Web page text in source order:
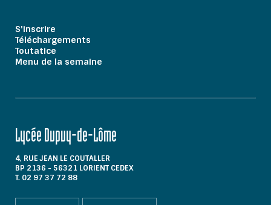
S'inscrire
Téléchargements
Toutatice
Menu de la semaine
Lycée Dupuy-de-Lôme
4, RUE JEAN LE COUTALLER
BP 2136 - 56321 LORIENT CEDEX
T. 02 97 37 72 88